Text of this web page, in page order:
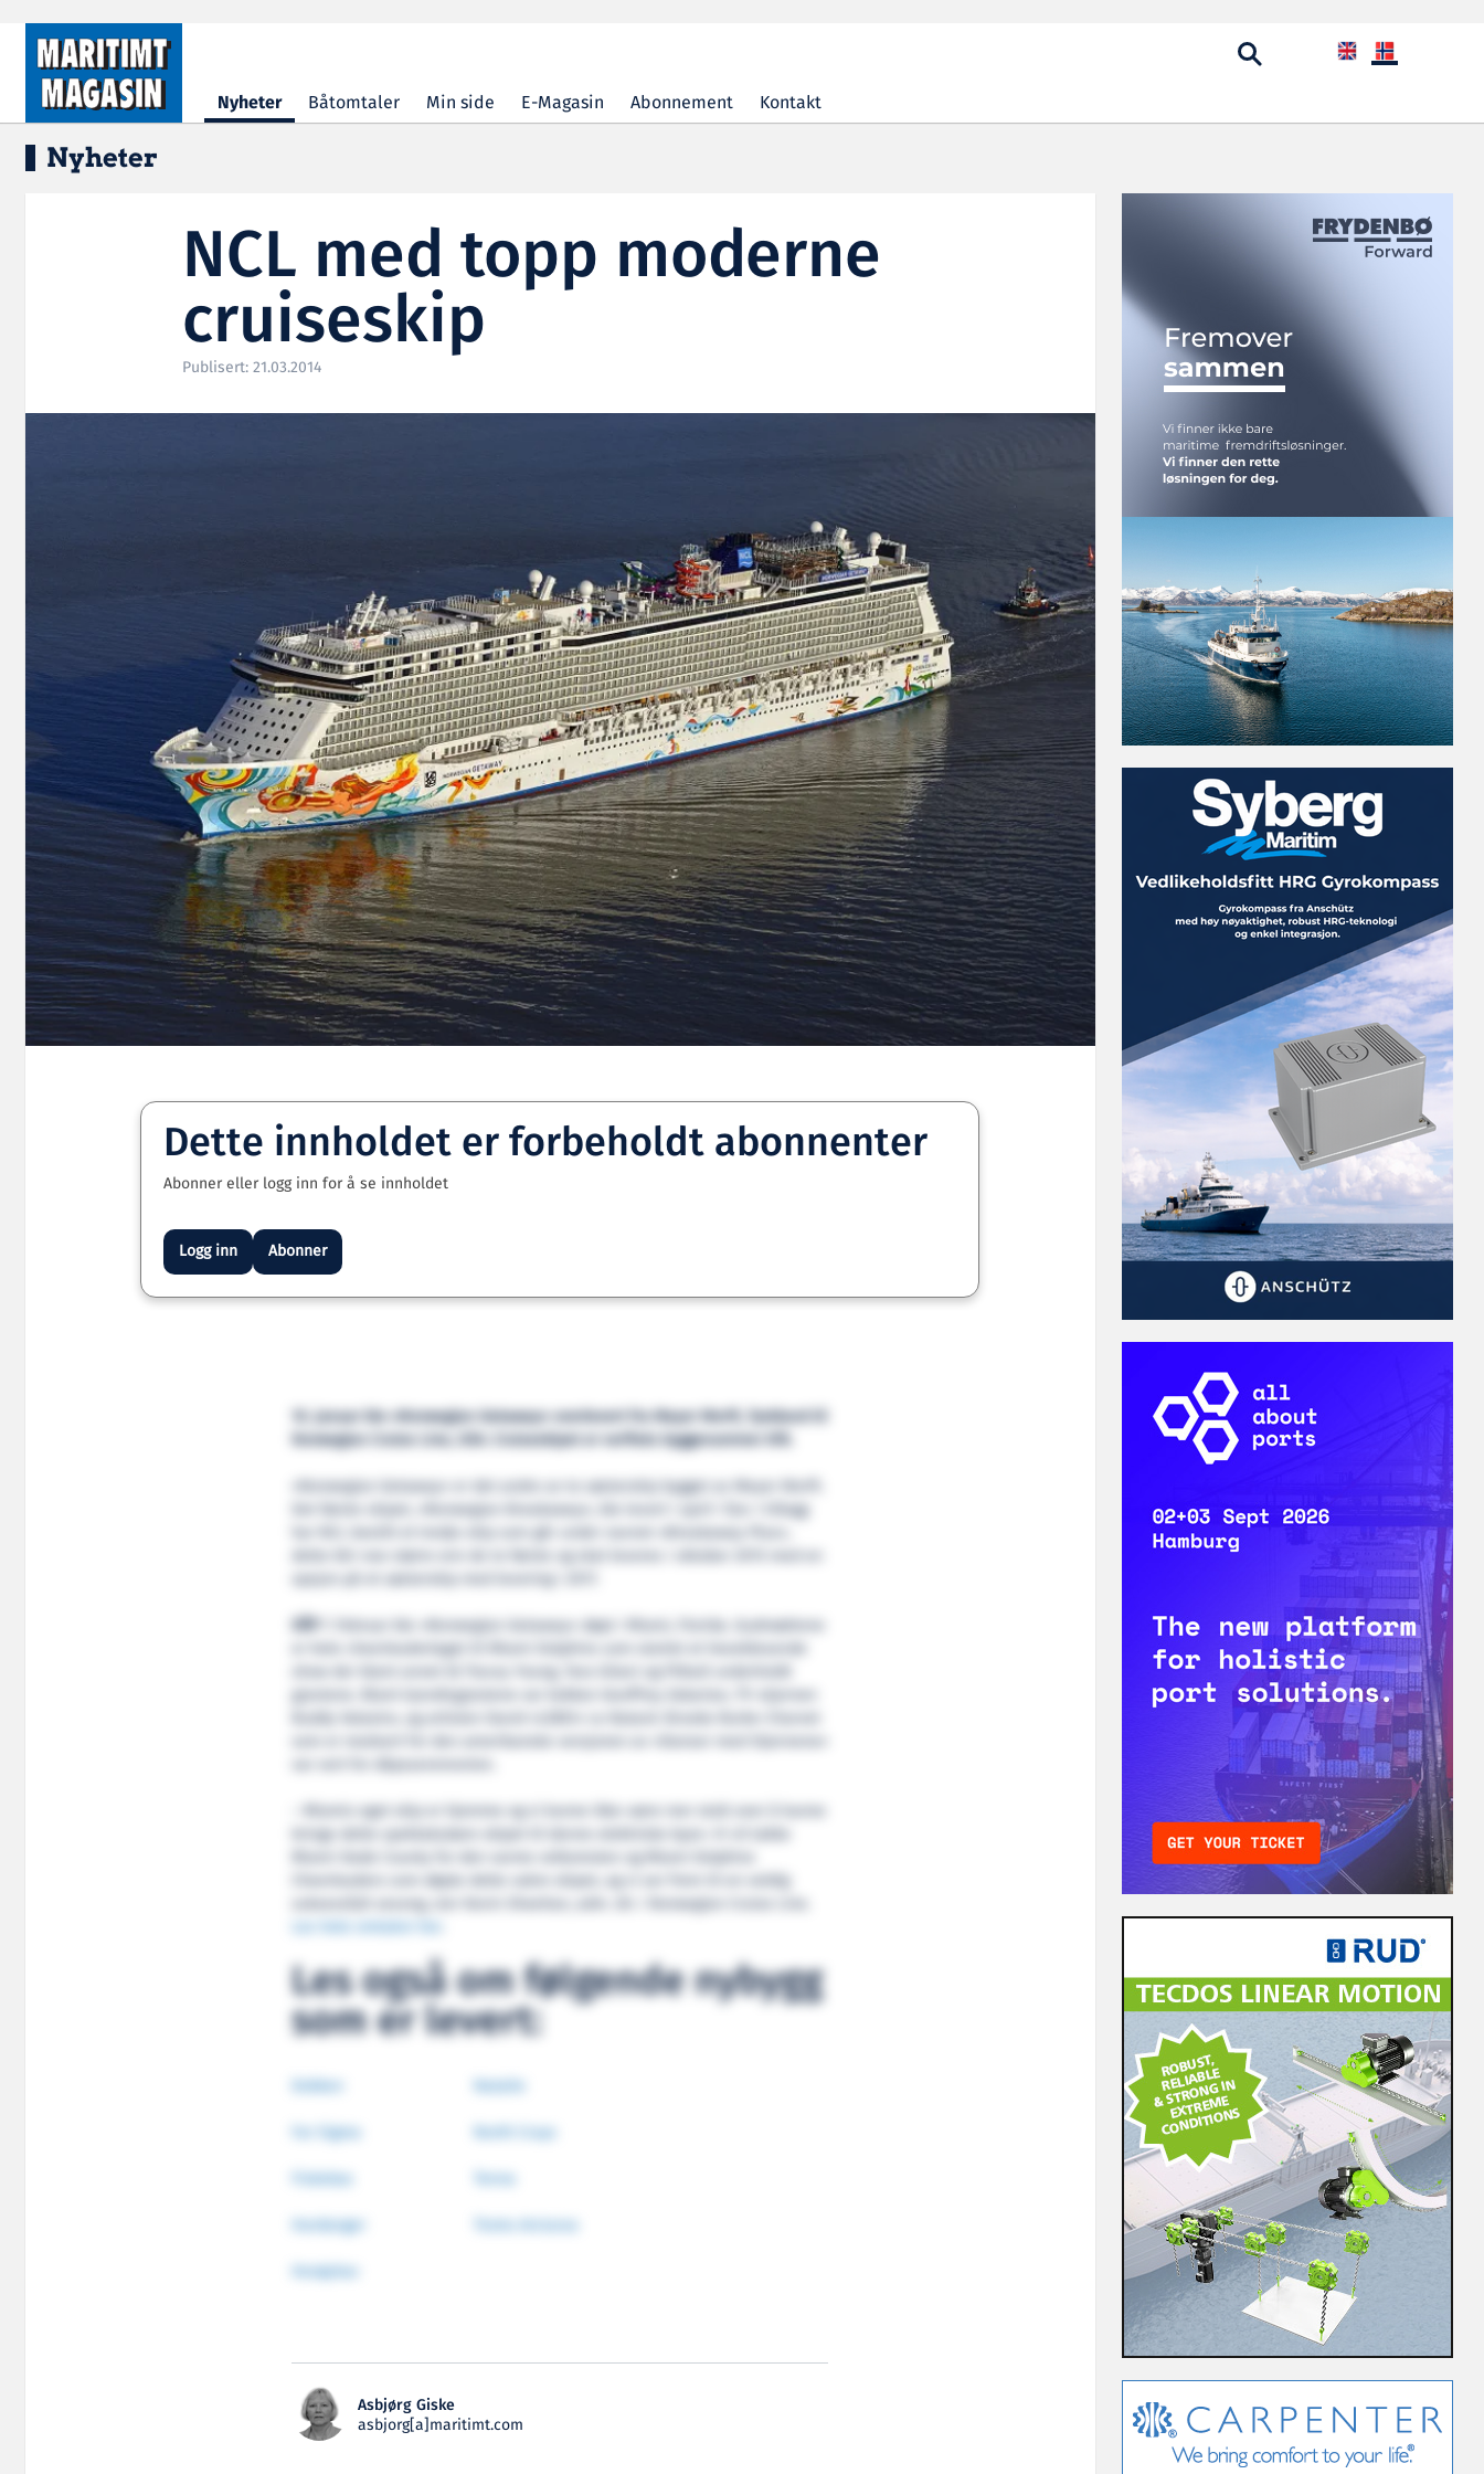
Hopp til hovedinnhold
Nyheter Båtomtaler Min side E-Magasin Abonnement Kontakt
Nyheter
NCL med topp moderne
cruiseskip
Publisert: 21.03.2014
Dette innholdet er forbeholdt abonnenter
Abonner eller logg inn for å se innholdet
Logg inn Abonner
10. januar ble «Norwegian Getaway» overlevert fra Meyer Werft, Tyskland til
Norwegian Cruise Line, USA. Cruiseskipet er verftets byggenummer 678.
«Norwegian Getaway» er det andre av to søsterskip bygget av Meyer Werft.
Det første skipet, «Norwegian Breakaway», ble levert i april i fjor. I tillegg
har NCL bestilt et tredje skip som går under navnet «Breakaway Plus»,
opsjon på et søsterskip med levering i 2017.
DÅP
7. februar ble «Norwegian Getaway» døpt i Miami, Florida. Gudmødrene
er hele cheerleaderlaget til Miami Dolphins som startet et heseblesende
show der blant annet DJ Tracey Young, Tara Gilani og Pitbull underholdt
gjestene. Blant kjendisgjestene var kokken Geoffrey Zakarian, TV-stjernen
var vert for dåpsseremonien.
– Miamis eget skip er hjemme og vi kunne ikke være mer stolt over å kunne
bringe dette spektakulære skipet til denne elektriske byen. Vi vil takke
Cheerleaders som døpte dette vakre skipet, og vi ser frem til en veldig
suksessfylt sesong, sier Kevin Sheehan, adm. dir. i Norwegian Cruise Line.
Les også om følgende nybygg
som er levert:
Dokken
Far Sigma
Fiskebas
Hardanger
Herøyhav
Natalie
North Cruys
Asbjørg Giske
asbjorg[a]maritimt.com